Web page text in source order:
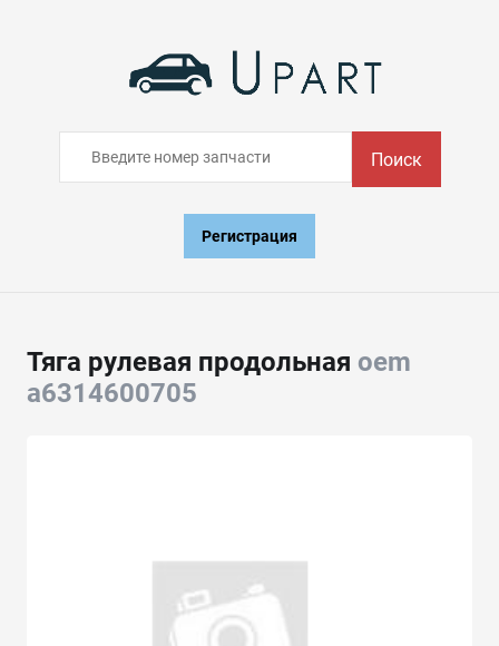
Поиск
Регистрация
Тяга рулевая продольная oem
a6314600705